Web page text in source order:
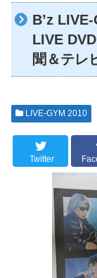
B’z
LIVE
聞＆テレ
LIVE-GYM 2010
Twitter